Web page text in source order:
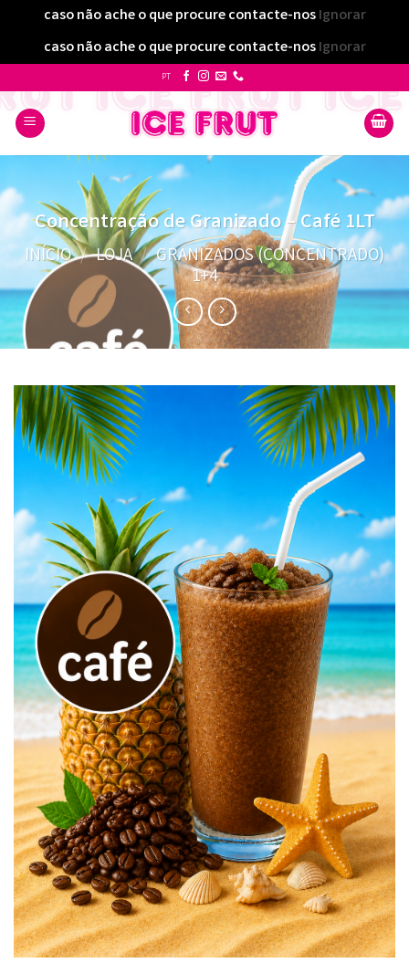
caso não ache o que procure contacte-nosIgnorar
caso não ache o que procure contacte-nosIgnorar
to
content
PT
Concentração de Granizado – Café 1LT
INÍCIO / LOJA / GRANIZADOS (CONCENTRADO)
1+4